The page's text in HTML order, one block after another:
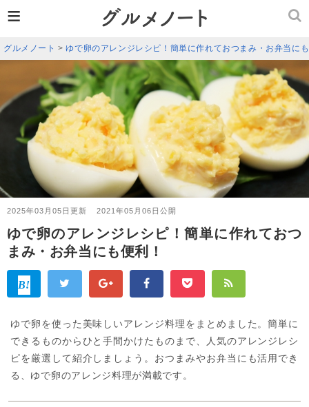
グルメノート >ゆで卵のアレンジレシピ！簡単に作れておつまみ・お弁当に
2025年03月05日更新 2021年05月06日公開
ゆで卵のアレンジレシピ！簡単に作れておつ
まみ・お弁当にも便利！
ゆで卵を使った美味しいアレンジ料理をまとめました。簡単に
できるものからひと手間かけたものまで、人気のアレンジレシ
ピを厳選して紹介しましょう。おつまみやお弁当にも活用でき
る、ゆで卵のアレンジ料理が満載です。
≡